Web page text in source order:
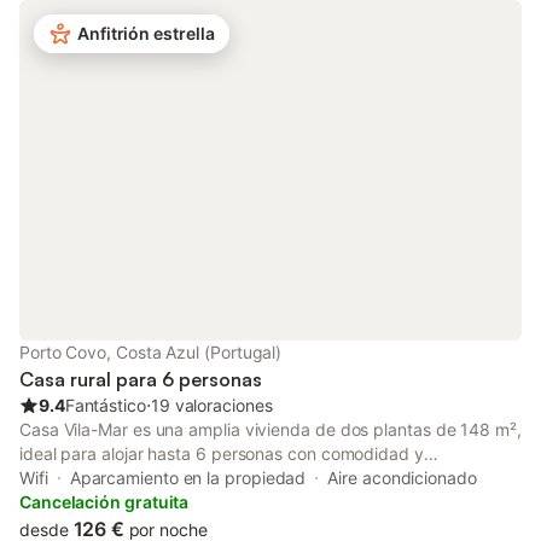
barbacoa, proporcionando momentos agradables al aire libre. El
alojamiento está ubicado a 50 km de Évora, lo que facilita las
Anfitrión estrella
Porto Covo, Costa Azul (Portugal)
Casa rural para 6 personas
9.4Fantástico⋅19 valoraciones
Casa Vila-Mar es una amplia vivienda de dos plantas de 148 m²,
ideal para alojar hasta 6 personas con comodidad y
tranquilidad. Ubicada en Porto Covo, uno de los pueblos más
encantadores de la Costa Vicentina, está a pocos pasos de
playas de arena dorada, restaurantes y comercios locales. La
Wifi Aparcamiento en la propiedad
Aire acondicionado
Cancelación gratuita
desde 126 € por noche